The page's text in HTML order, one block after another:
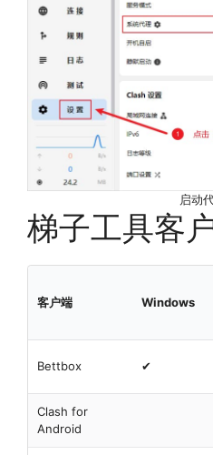
启动
梯子工具客
客户端 Windows
Bettbox ✔
Clash for
Android